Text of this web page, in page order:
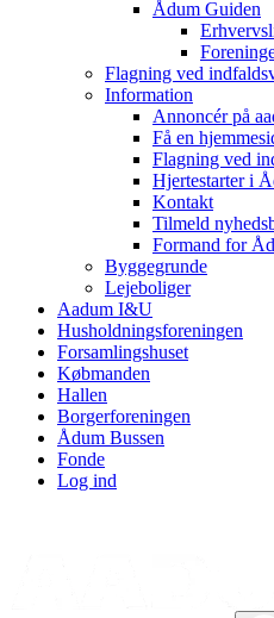
Ådum Guiden
Flagning ved
Information
Annoncér på
Få en
Flagning ved
Hjertestarter i
Kontakt
Tilmeld
Formand for
Byggegrunde
Lejeboliger
Aadum I&U
Husholdningsforeningen
Forsamlingshuset
Købmanden
Hallen
Borgerforeningen
Ådum Bussen
Fonde
Log ind